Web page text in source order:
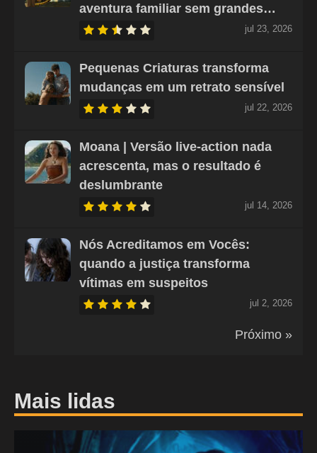
aventura familiar sem grandes…
jul 23, 2026
Pequenas Criaturas transforma
mudanças em um retrato sensível
jul 22, 2026
Moana | Versão live-action nada
acrescenta, mas o resultado é
deslumbrante
jul 14, 2026
Nós Acreditamos em Vocês:
quando a justiça transforma
vítimas em suspeitos
jul 2, 2026
Próximo »
Mais lidas